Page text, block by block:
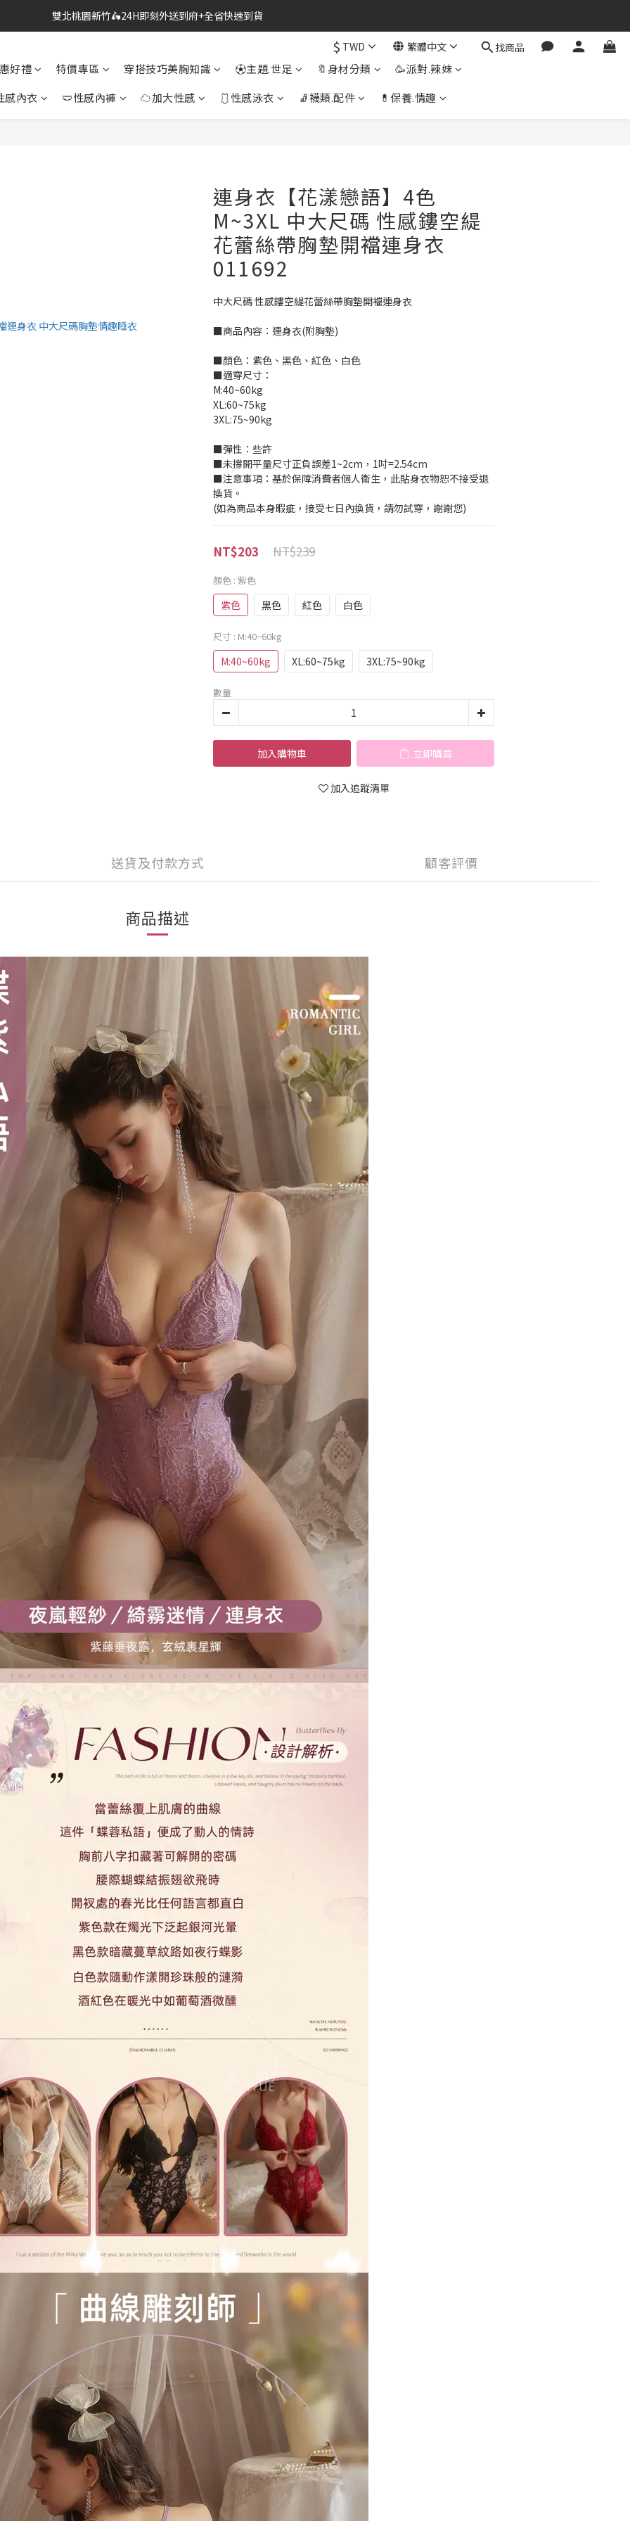
🔗點我跳轉進入👉台灣No2情趣用品商城
雙北桃園新竹🛵24H即刻外送到府+全省快速到貨
$ TWD 繁體中文 找商品
好禮 特價專區 穿搭技巧美胸知識 ⚽主題.世足 🔖身材分類
🥳派對.辣妹
感內衣
🩲性感內褲 ☁加大性感 🩱性感泳衣 🧦襪類.配件 💊保養.情趣
連身衣【花漾戀語】4色
M~3XL 中大尺碼 性感鏤空緹
花蕾絲帶胸墊開襠連身衣
011692
中大尺碼 性感鏤空緹花蕾絲帶胸墊開襠連身衣
■商品內容：連身衣(附胸墊)
■顏色：紫色、黑色、紅色、白色
■適穿尺寸：
M:40~60kg
XL:60~75kg
3XL:75~90kg
■彈性：些許
■未撐開平量尺寸正負誤差1~2cm，1吋=2.54cm
■注意事項：基於保障消費者個人衛生，此貼身衣物恕不接受退
換貨。
(如為商品本身暇疵，接受七日內換貨，請勿試穿，謝謝您)
NT$239
NT$203
顏色 : 紫色
紫色 黑色 紅色 白色
尺寸 : M:40~60kg
M:40~60kg XL:60~75kg 3XL:75~90kg
數量
加入購物車 立即購買
加入追蹤清單
送貨及付款方式 顧客評價
商品描述